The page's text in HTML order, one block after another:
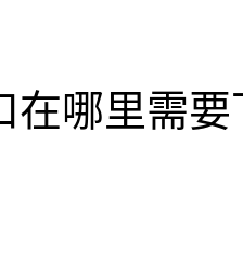
在哪里需要